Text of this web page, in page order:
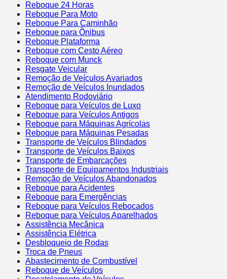
Reboque 24 Horas
Reboque Para Moto
Reboque Para Caminhão
Reboque para Ônibus
Reboque Plataforma
Reboque com Cesto Aéreo
Reboque com Munck
Resgate Veicular
Remoção de Veículos Avariados
Remoção de Veículos Inundados
Atendimento Rodoviário
Reboque para Veículos de Luxo
Reboque para Veículos Antigos
Reboque para Máquinas Agrícolas
Reboque para Máquinas Pesadas
Transporte de Veículos Blindados
Transporte de Veículos Baixos
Transporte de Embarcações
Transporte de Equipamentos Industriais
Remoção de Veículos Abandonados
Reboque para Acidentes
Reboque para Emergências
Reboque para Veículos Rebocados
Reboque para Veículos Aparelhados
Assistência Mecânica
Assistência Elétrica
Desbloqueio de Rodas
Troca de Pneus
Abastecimento de Combustível
Reboque de Veículos